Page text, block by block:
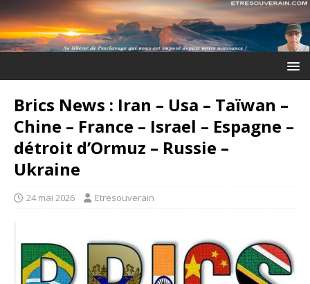
Brics News : Iran – Usa – Taïwan –
Chine – France – Israel – Espagne –
détroit d’Ormuz – Russie –
Ukraine
24 mai 2026 Etresouverain